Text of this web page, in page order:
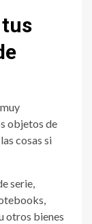
objetos de
cosas si
serie,
otros bienes